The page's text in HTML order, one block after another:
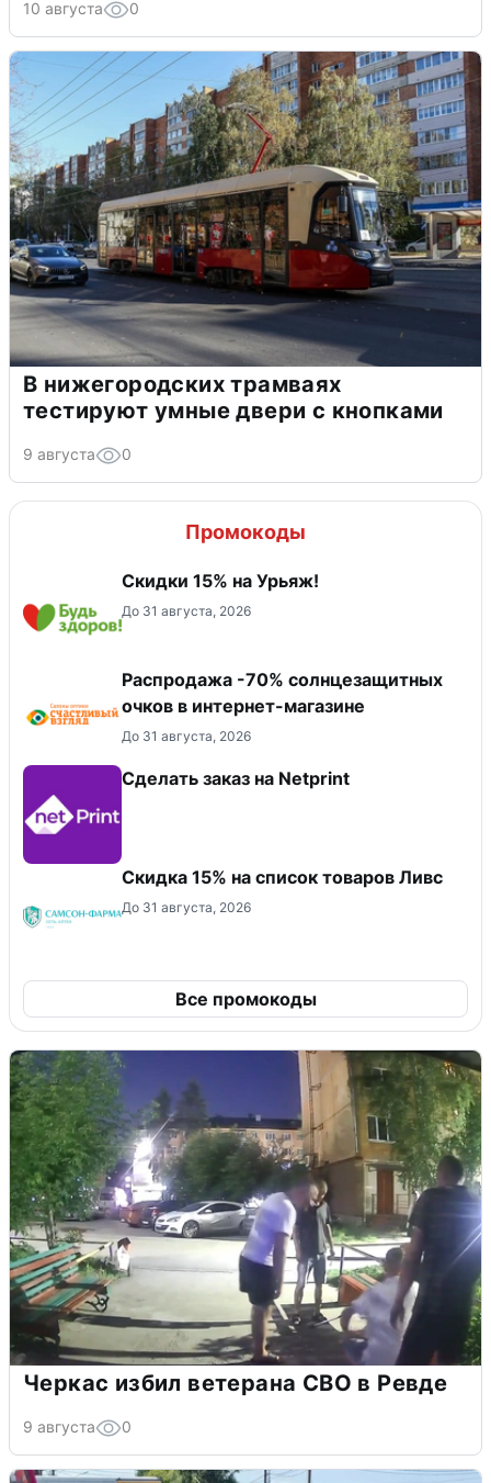
10 августа 0
В нижегородских трамваях
тестируют умные двери с кнопками
9 августа 0
Промокоды
Скидки 15% на Урьяж!
До 31 августа, 2026
Распродажа -70% солнцезащитных
очков в интернет-магазине
До 31 августа, 2026
Сделать заказ на Netprint
Скидка 15% на список товаров Ливс
До 31 августа, 2026
Все промокоды
Черкас избил ветерана СВО в Ревде
9 августа 0